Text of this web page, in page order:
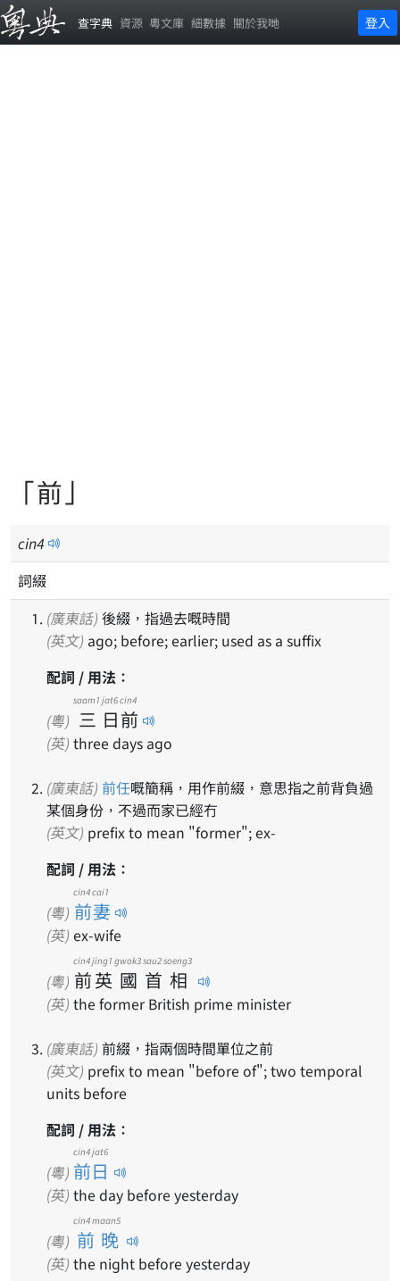
查字典 資源 粵文庫 細數據 關於我哋 登入
「前」
cin4
詞綴
(廣東話) 後綴，指過去嘅時間
(英文) ago; before; earlier; used as a suffix
配詞 / 用法：
(粵) 三
saam1
日
jat6
前
cin4
(英) three days ago
(廣東話) 前任嘅簡稱，用作前綴，意思指之前背負過
某個身份，不過而家已經冇
(英文) prefix to mean "former"; ex-
配詞 / 用法：
(粵) 前妻
cin4 cai1
(英) ex-wife
(粵) 前
cin4
英
jing1
國
gwok3
首
sau2
相
soeng3
(英) the former British prime minister
(廣東話) 前綴，指兩個時間單位之前
(英文)
units before
配詞 / 用法：
(粵) 前日
cin4 jat6
(英) the day before yesterday
(粵) 前晚
cin4 maan5
(英) the night before yesterday